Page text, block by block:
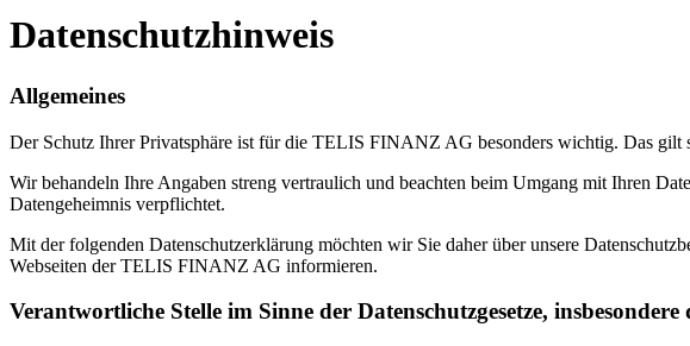
Datenschutzhinweis
Allgemeines
Der Schutz Ihrer Privatsphäre ist für die TELIS FINANZ AG besonders wichtig. Das
Wir behandeln Ihre Angaben streng vertraulich und beachten beim Umgang mit Ihren
Datengeheimnis verpflichtet.
Mit der folgenden Datenschutzerklärung möchten wir Sie daher über unsere
Webseiten der TELIS FINANZ AG informieren.
Verantwortliche Stelle im Sinne der Datenschutzgesetze, insbesondere